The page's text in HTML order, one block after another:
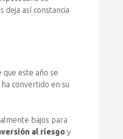
deja así constancia
este año se
convertido en su
bajos para
al riesgo y